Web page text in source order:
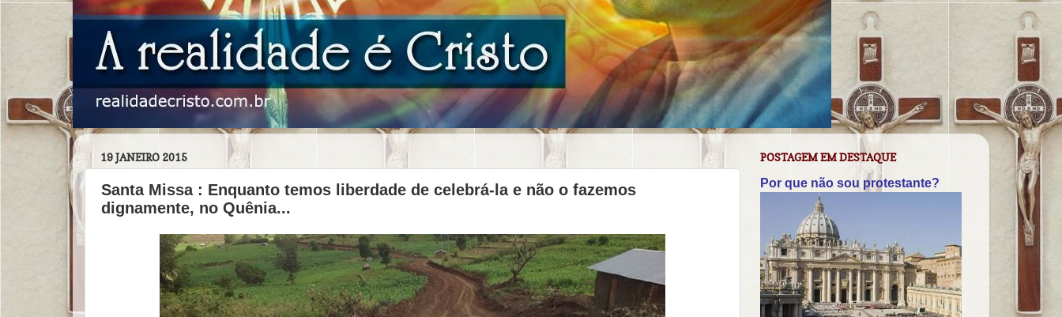
19 JANEIRO 2015
Santa Missa : Enquanto temos liberdade de celebrá-la e não o fazemos
dignamente, no Quênia...
POSTAGEM EM DESTAQUE
Por que não sou protestante?